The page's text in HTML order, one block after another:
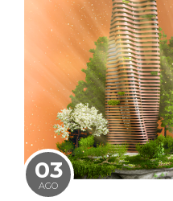
03
AGO